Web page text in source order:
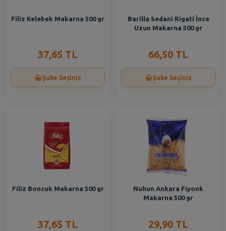
Filiz Kelebek Makarna 500 gr
37,65 TL
Şube Seçiniz
Barilla Sedani Rigati İnce
Uzun Makarna 500 gr
66,50 TL
Şube Seçiniz
Filiz Boncuk Makarna 500 gr
37,65 TL
Nuhun Ankara Fiyonk
Makarna 500 gr
29,90 TL